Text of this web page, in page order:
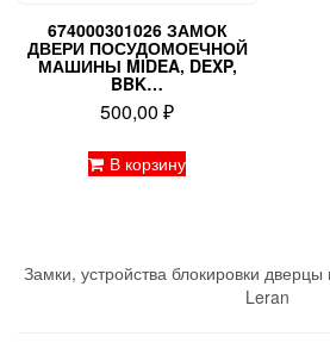
674000301026 ЗАМОК
ДВЕРИ ПОСУДОМОЕЧНОЙ
МАШИНЫ MIDEA, DEXP,
BBK…
500,00₽
В корзину
Замки, устройства блокировки
Leran